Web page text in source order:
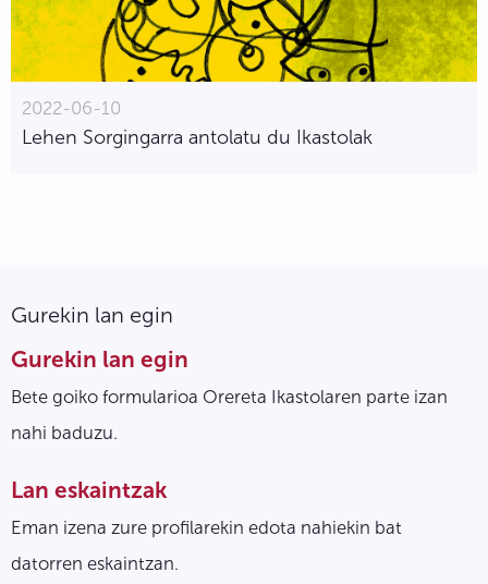
2022-06-10
Lehen Sorgingarra antolatu du Ikastolak
Gurekin lan egin
Gurekin lan egin
Bete goiko formularioa Orereta Ikastolaren parte izan
nahi baduzu.
Lan eskaintzak
Eman izena zure profilarekin edota nahiekin bat
datorren eskaintzan.